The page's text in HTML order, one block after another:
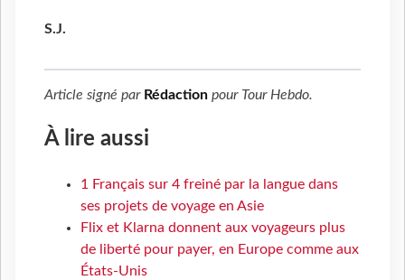
S.J.
Article signé par Rédaction pour Tour Hebdo.
À lire aussi
1 Français sur 4 freiné par la langue dans
ses projets de voyage en Asie
Flix et Klarna donnent aux voyageurs plus
de liberté pour payer, en Europe comme aux
États-Unis